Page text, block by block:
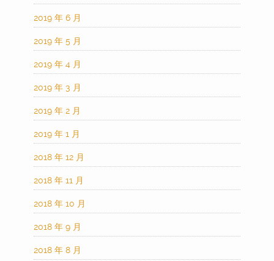
2019 年 6 月
2019 年 5 月
2019 年 4 月
2019 年 3 月
2019 年 2 月
2019 年 1 月
2018 年 12 月
2018 年 11 月
2018 年 10 月
2018 年 9 月
2018 年 8 月